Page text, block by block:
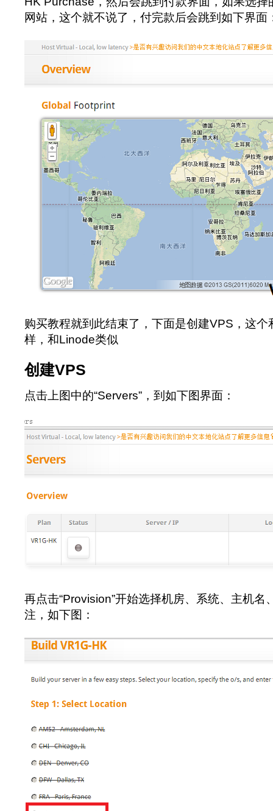
网站，这个就不说了，付完款后会跳到如下界面
购买教程就到此结束了，下面是创建VPS，这个
样，和Linode类似
创建VPS
点击上图中的“Servers”，到如下图界面：
再点击“Provision”开始选择机房、系统、主机名
注，如下图：